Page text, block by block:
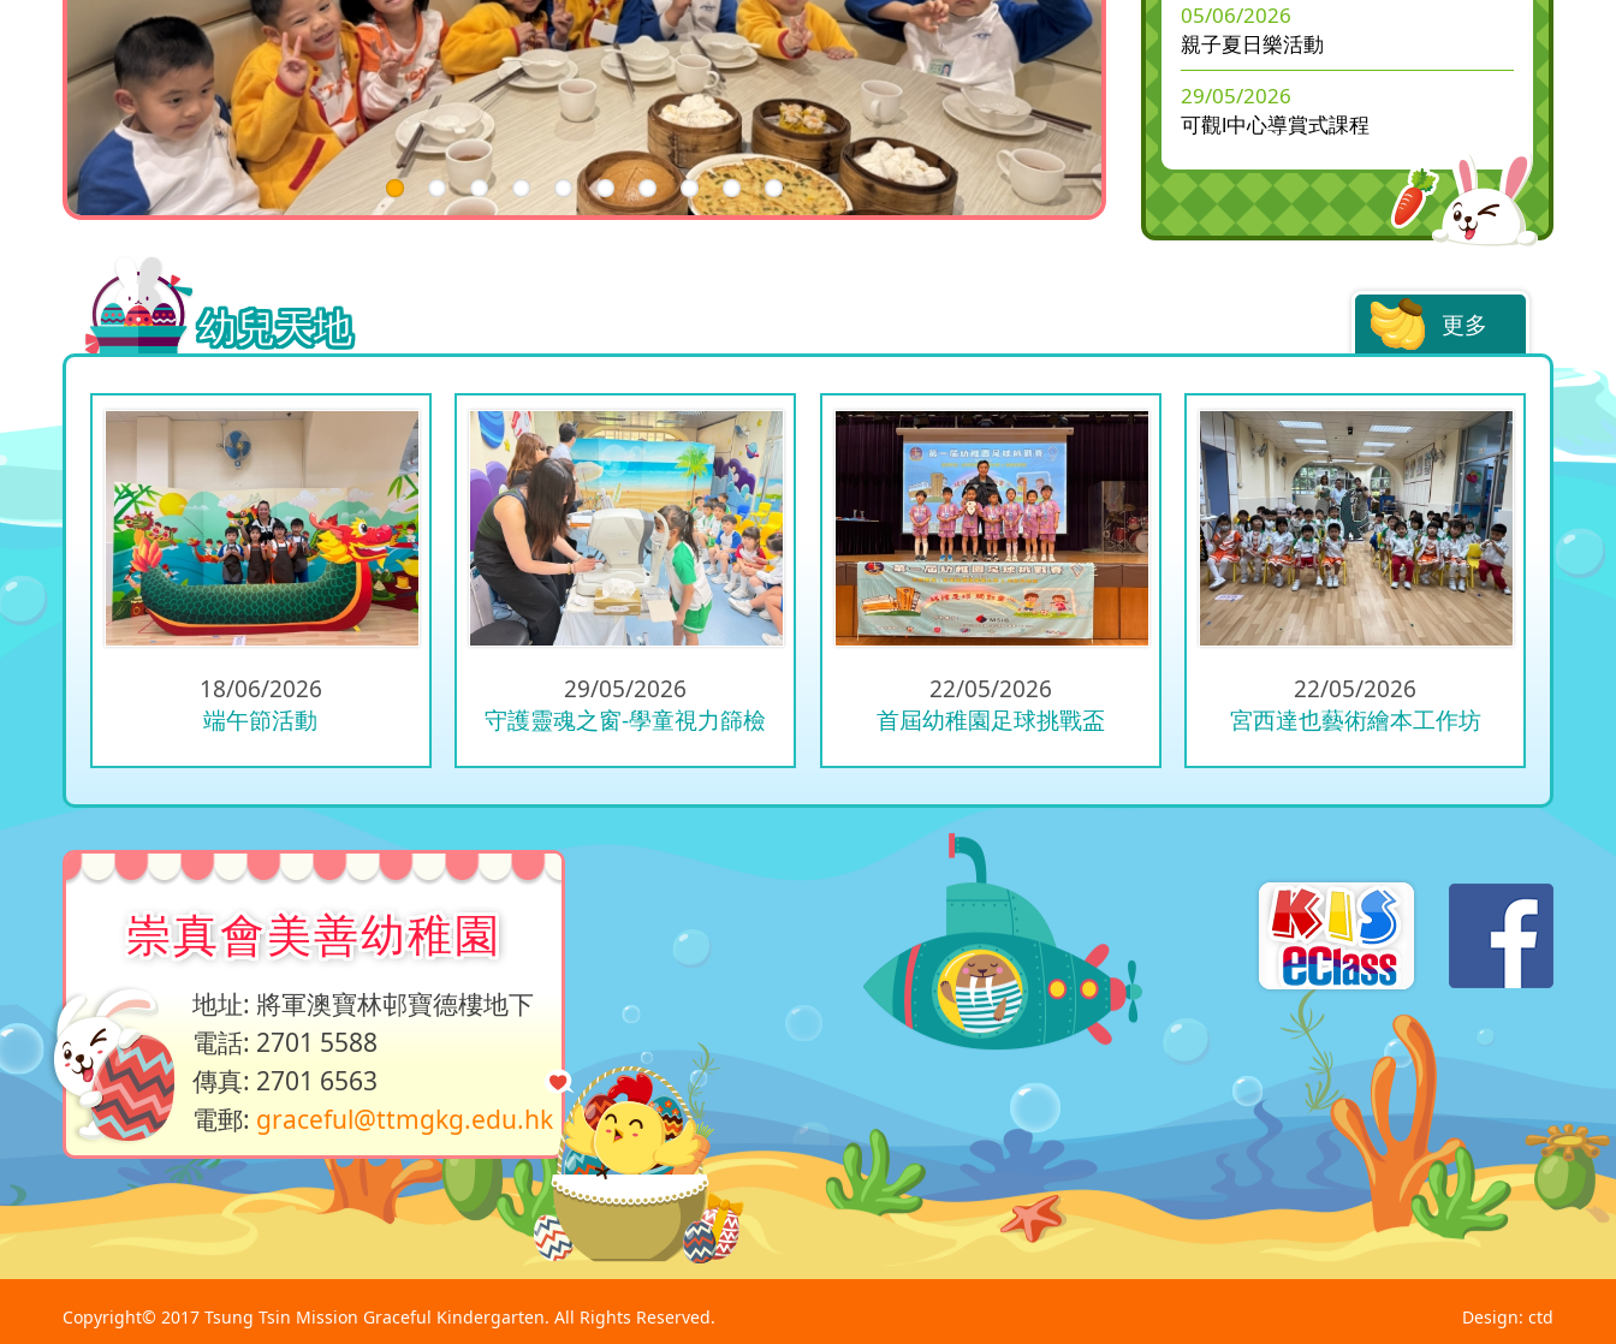
05/06/2026
親子夏日樂活動
29/05/2026
可觀l中心導賞式課程
更多
幼兒天地
18/06/2026
端午節活動
29/05/2026
守護靈魂之窗-學童視力篩檢
22/05/2026
首屆幼稚園足球挑戰盃
22/05/2026
宮西達也藝術繪本工作坊
崇真會美善幼稚園
地址: 將軍澳寶林邨寶德樓地下
電話: 2701 5588
傳真: 2701 6563
電郵: graceful@ttmgkg.edu.hk
Copyright© 2017 Tsung Tsin Mission Graceful Kindergarten. All Rights Reserved. Design: ctd